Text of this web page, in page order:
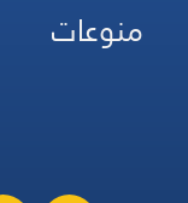
منوعات